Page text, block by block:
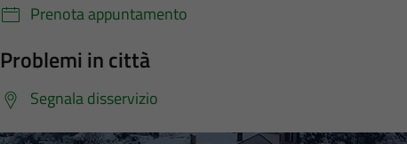
Prenota appuntamento
Problemi in città
Segnala disservizio